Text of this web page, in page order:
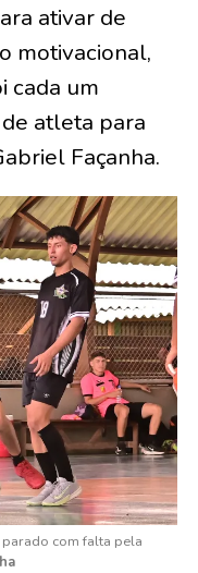
ativar de
motivacional,
cada um
atleta para
Façanha.
com falta pela